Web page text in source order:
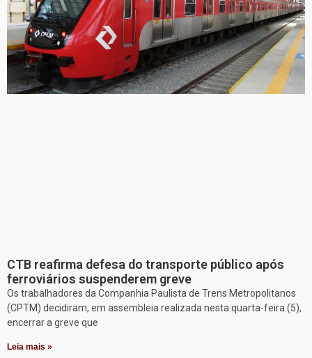
CTB reafirma defesa do transporte público após
ferroviários suspenderem greve
Os trabalhadores da Companhia Paulista de Trens Metropolitanos
(CPTM) decidiram, em assembleia realizada nesta quarta-feira (5),
encerrar a greve que
Leia mais »